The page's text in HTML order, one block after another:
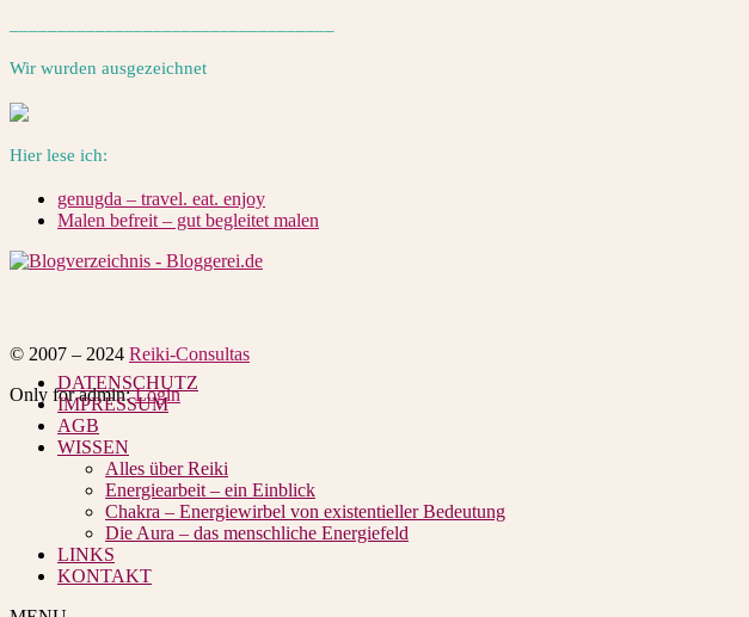
Wir wurden ausgezeichnet
Hier lese ich:
genugda – travel. eat. enjoy
Malen befreit – gut begleitet malen
© 2007 – 2024 Reiki-Consultas
Only for admin:Login
DATENSCHUTZ
IMPRESSUM
AGB
WISSEN
Alles über Reiki
Energiearbeit – ein Einblick
Chakra – Energiewirbel von existentieller Bedeutung
Die Aura – das menschliche Energiefeld
LINKS
KONTAKT